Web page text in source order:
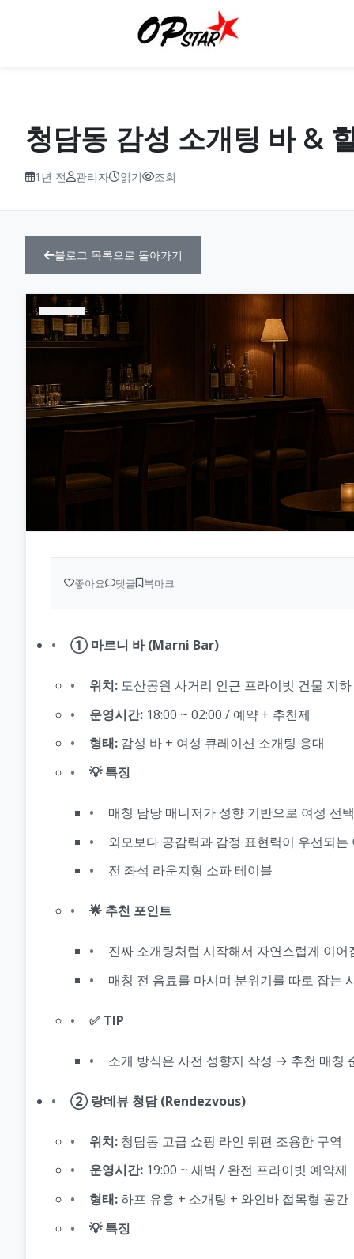
청담동 감성 소개팅 바 &
1년 전 관리자 읽기 조회
블로그 목록으로 돌아가기
좋아요 댓글 북마크
① 마르니 바 (Marni Bar)
위치: 도산공원 사거리 인근 프라이빗 건물 지하
운영시간: 18:00 ~ 02:00 / 예약 + 추천제
형태: 감성 바 + 여성 큐레이션 소개팅 응대
💡 특징
매칭 담당 매니저가 성향 기반으로 여성 선택
외모보다 공감력과 감정 표현력이 우선되는
전 좌석 라운지형 소파 테이블
🌟 추천 포인트
진짜 소개팅처럼 시작해서 자연스럽게 이어
매칭 전 음료를 마시며 분위기를 따로 잡는
✅ TIP
소개 방식은 사전 성향지 작성 → 추천 매칭
② 랑데뷰 청담 (Rendezvous)
위치: 청담동 고급 쇼핑 라인 뒤편 조용한 구역
운영시간: 19:00 ~ 새벽 / 완전 프라이빗 예약제
형태:하프 유흥 + 소개팅 + 와인바 접목형 공간
💡 특징